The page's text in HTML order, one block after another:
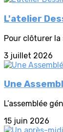
L'atelier
Pour clôturer la
3 juillet 2026
Une
L’assemblée
15 juin 2026